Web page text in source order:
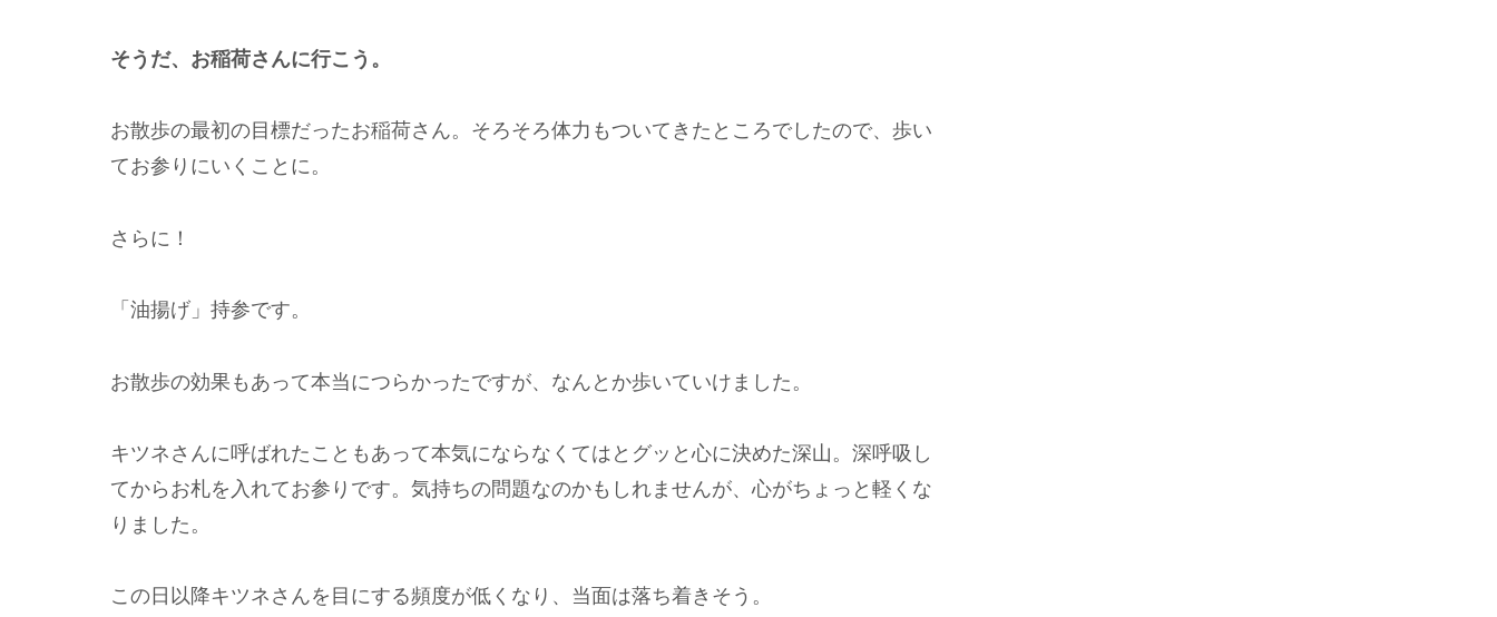
そうだ、お稲荷さんに行こう。
お散歩の最初の目標だったお稲荷さん。そろそろ体力もついてきたところでしたので、歩い
てお参りにいくことに。
さらに！
「油揚げ」持参です。
お散歩の効果もあって本当につらかったですが、なんとか歩いていけました。
キツネさんに呼ばれたこともあって本気にならなくてはとグッと心に決めた深山。深呼吸し
てからお札を入れてお参りです。気持ちの問題なのかもしれませんが、心がちょっと軽くな
りました。
この日以降キツネさんを目にする頻度が低くなり、当面は落ち着きそう。